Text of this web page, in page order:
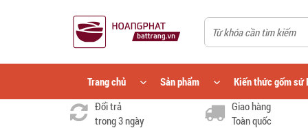
Trang chủ Sản phẩm
Kiến thức gốm sứ
Đổi trả
trong 3 ngày
Giao hàng
Toàn quốc